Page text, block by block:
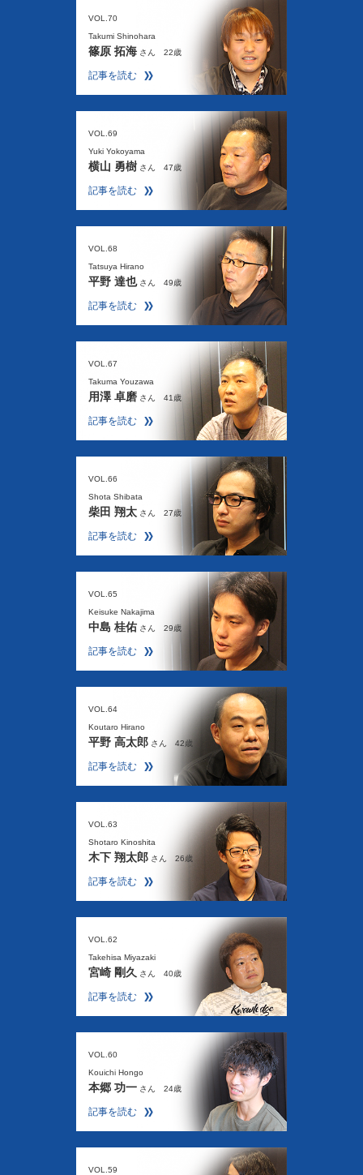
VOL.70
Takumi Shinohara
篠原 拓海 さん 22歳
記事を読む
VOL.69
Yuki Yokoyama
横山 勇樹 さん 47歳
記事を読む
VOL.68
Tatsuya Hirano
平野 達也さん 49歳
記事を読む
VOL.67
Takuma Youzawa
用澤 卓磨 さん 41歳
記事を読む
VOL.66
Shota Shibata
柴田 翔太 さん 27歳
記事を読む
VOL.65
Keisuke Nakajima
中島 桂佑 さん 29歳
記事を読む
VOL.64
Koutaro Hirano
平野 高太郎 さん 42歳
記事を読む
VOL.63
Shotaro Kinoshita
木下 翔太郎 さん 26歳
記事を読む
VOL.62
Takehisa Miyazaki
宮崎 剛久 さん 40歳
記事を読む
VOL.60
Kouichi Hongo
本郷 功一 さん 24歳
記事を読む
VOL.59